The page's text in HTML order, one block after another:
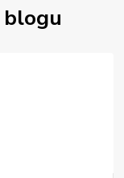
blogu